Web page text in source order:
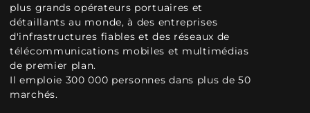
plus grands opérateurs portuaires et
détaillants au monde, à des entreprises
d'infrastructures fiables et des réseaux de
télécommunications mobiles et multimédias
de premier plan.
Il emploie 300 000 personnes dans plus de 50
marchés.